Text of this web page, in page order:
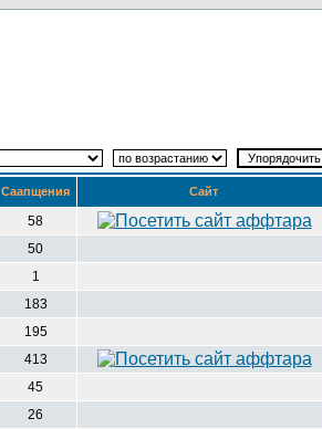
Саапщения Сайт
58
50
1
183
195
413
45
26